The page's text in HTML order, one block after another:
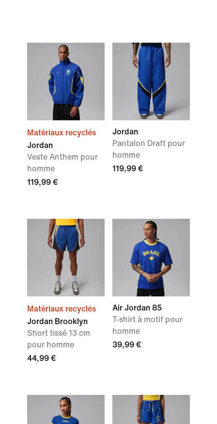
Matériaux recyclés
Jordan
Veste Anthem pour
homme
119,99 €
Jordan
Pantalon Draft pour
homme
119,99 €
Matériaux recyclés
Jordan Brooklyn
Short tissé 13 cm
pour homme
44,99 €
Air Jordan 85
T-shirt à motif pour
homme
39,99 €